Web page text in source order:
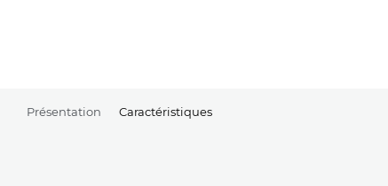
Présentation Caractéristiques